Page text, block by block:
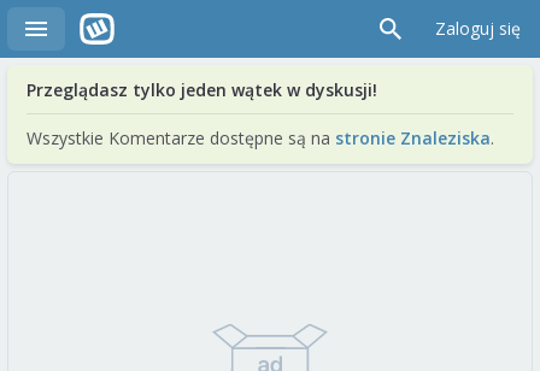
Zaloguj się
Przeglądasz tylko jeden wątek w dyskusji!
Wszystkie Komentarze dostępne są na stronie Znaleziska.